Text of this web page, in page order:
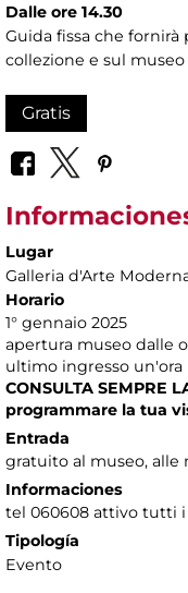
Dalle ore 14.30
Guida fissa che fornirà
collezione e sul museo
Gratis
Lugar
Galleria d'Arte
Horario
1° gennaio 2025
apertura museo dalle
ultimo ingresso un'ora
CONSULTA SEMPRE
programmare la tua
Entrada
gratuito al museo, alle
Informaciones
tel 060608 attivo tutti i
Tipología
Evento